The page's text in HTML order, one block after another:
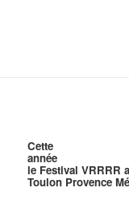
Cette
année
le Festival VRRRR
Toulon Provence